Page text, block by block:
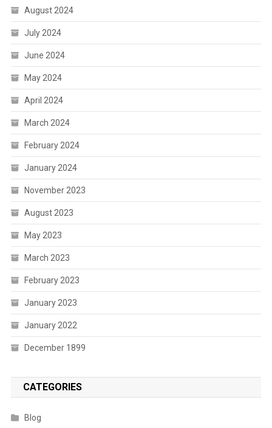
August 2024
July 2024
June 2024
May 2024
April 2024
March 2024
February 2024
January 2024
November 2023
August 2023
May 2023
March 2023
February 2023
January 2023
January 2022
December 1899
CATEGORIES
Blog